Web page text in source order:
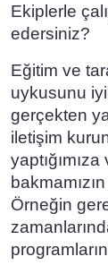
Ekiplerle
edersiniz?
Eğitim ve
uykusunu
gerçekten
iletişim
Örneğin